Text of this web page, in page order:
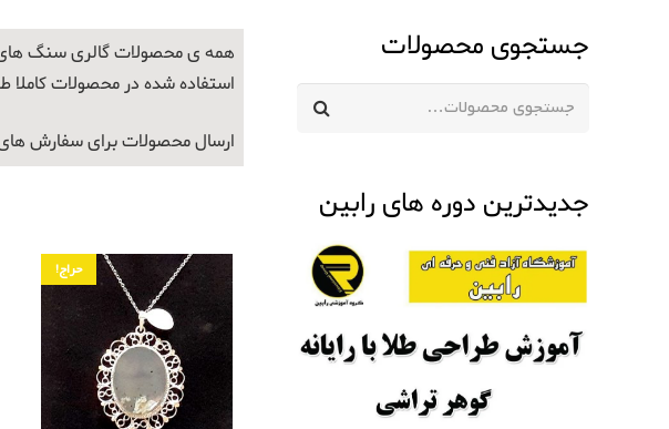
جستجوی محصولات
جستجو
جدیدترین دوره های رابین
همه ی محصولات گالری سنگ
استفاده شده در محصولات کاملا
ارسال محصولات برای سفارش های بالای 120 هزار تومان
حراج!